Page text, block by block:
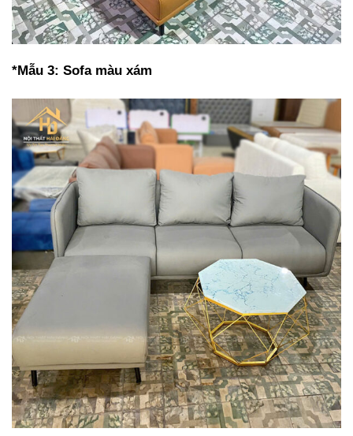
*Mẫu 3: Sofa màu xám